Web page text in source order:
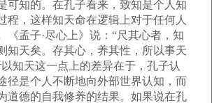
可知的。在孔子看来，致知是个人知
程，这样知天命在逻辑上对于任何人
《孟子·尽心上》说：“尺其心者，知
知天矣。存其心，养其性，所以事天
知天这一点上的差异在于，孔子认
径是个人不断地向外部世界认知，而
道德的自我修养的结果。如果说在孔